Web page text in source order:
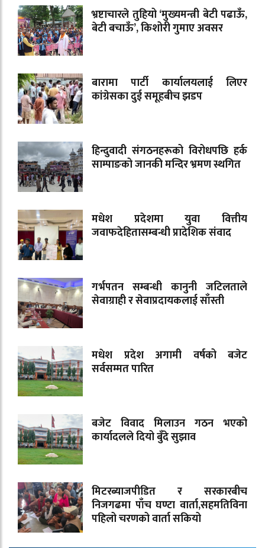
भ्रष्टाचारले तुहियो ‘मुख्यमन्त्री बेटी पढाऊँ,
बेटी बचाऊँ’, किशोरी गुमाए अवसर
बारामा पार्टी कार्यालयलाई लिएर
कांग्रेसका दुई समूहबीच झडप
हिन्दुवादी संगठनहरूको विरोधपछि हर्क
साम्पाङको जानकी मन्दिर भ्रमण स्थगित
मधेश प्रदेशमा युवा वित्तीय
जवाफदेहितासम्बन्धी प्रादेशिक संवाद
गर्भपतन सम्बन्धी कानुनी जटिलताले
सेवाग्राही र सेवाप्रदायकलाई साँस्ती
मधेश प्रदेश अगामी वर्षको बजेट
सर्वसम्मत पारित
बजेट विवाद मिलाउन गठन भएको
कार्यादलले दियो बुँदे सुझाव
मिटरब्याजपीडित र सरकारबीच
निजगढमा पाँच घण्टा वार्ता,सहमतिविना
पहिलो चरणको वार्ता सकियो